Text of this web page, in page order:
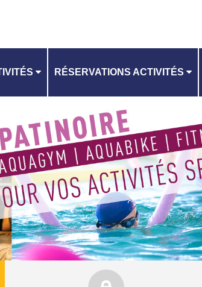
RÉSERVATIONS ACTIVITÉS